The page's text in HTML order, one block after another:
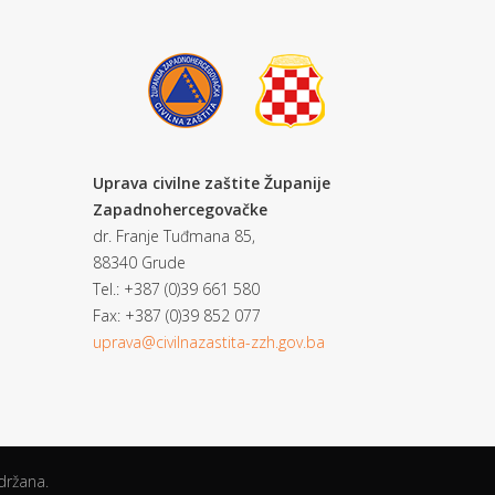
Uprava civilne zaštite Županije
Zapadnohercegovačke
dr. Franje Tuđmana 85,
88340 Grude
Tel.: +387 (0)39 661 580
Fax: +387 (0)39 852 077
uprava@civilnazastita-zzh.gov.ba